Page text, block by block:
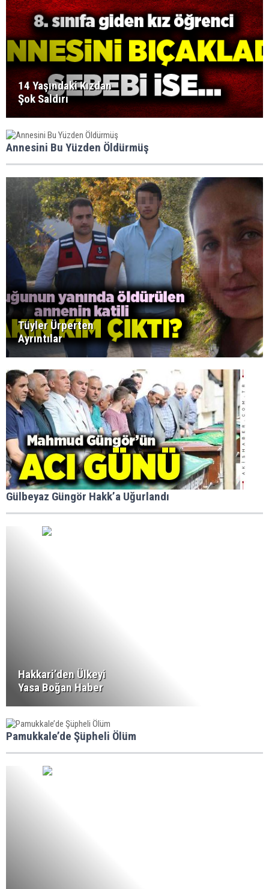
14 Yaşındaki Kızdan
Şok Saldırı
Annesini Bu Yüzden Öldürmüş
Tüyler Ürperten
Ayrıntılar
Gülbeyaz Güngör Hakk’a Uğurlandı
Hakkari’den Ülkeyi
Yasa Boğan Haber
Pamukkale’de Şüpheli Ölüm